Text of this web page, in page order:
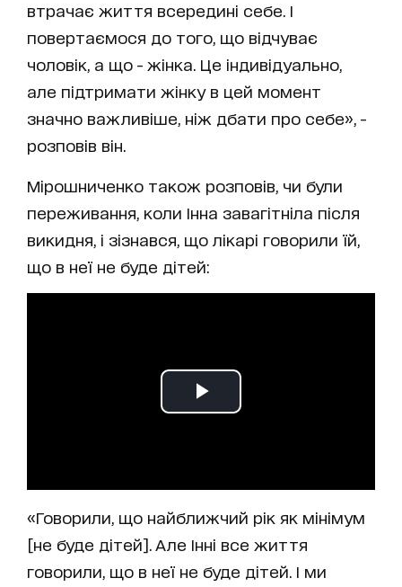
втрачає життя всередині себе. І
повертаємося до того, що відчуває
чоловік, а що - жінка. Це індивідуально,
але підтримати жінку в цей момент
значно важливіше, ніж дбати про себе», -
розповів він.
Мірошниченко також розповів, чи були
переживання, коли Інна завагітніла після
викидня, і зізнався, що лікарі говорили їй,
що в неї не буде дітей:
«Говорили, що найближчий рік як мінімум
[не буде дітей]. Але Інні все життя
говорили, що в неї не буде дітей. І ми